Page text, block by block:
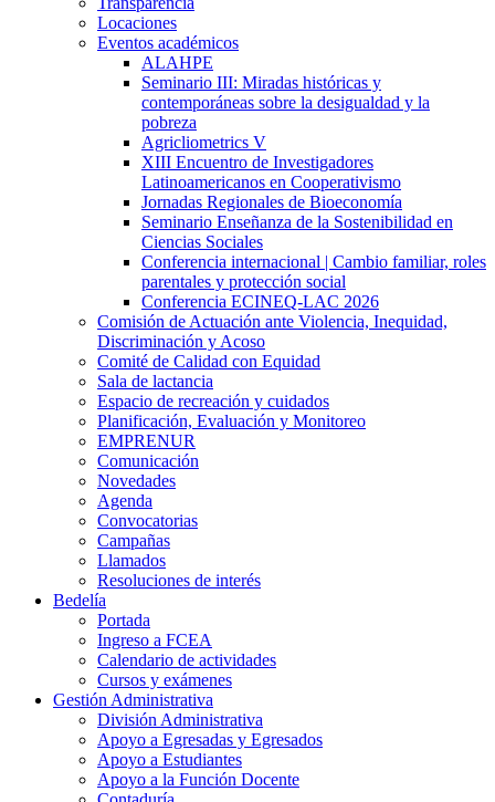
Locaciones
Eventos académicos
ALAHPE
Seminario III: Miradas históricas y
contemporáneas sobre la desigualdad y la
pobreza
Agricliometrics V
XIII Encuentro de Investigadores
Latinoamericanos en Cooperativismo
Jornadas Regionales de Bioeconomía
Seminario Enseñanza de la Sostenibilidad en
Ciencias Sociales
Conferencia internacional | Cambio familiar, roles
parentales y protección social
Conferencia ECINEQ-LAC 2026
Comisión de Actuación ante Violencia, Inequidad,
Discriminación y Acoso
Comité de Calidad con Equidad
Sala de lactancia
Espacio de recreación y cuidados
Planificación, Evaluación y Monitoreo
EMPRENUR
Comunicación
Novedades
Agenda
Convocatorias
Campañas
Llamados
Resoluciones de interés
Bedelía
Portada
Ingreso a FCEA
Calendario de actividades
Cursos y exámenes
Gestión Administrativa
División Administrativa
Apoyo a Egresadas y Egresados
Apoyo a Estudiantes
Apoyo a la Función Docente